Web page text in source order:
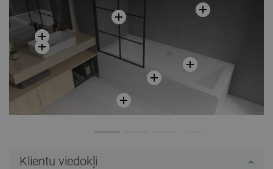
Klientu viedokļi